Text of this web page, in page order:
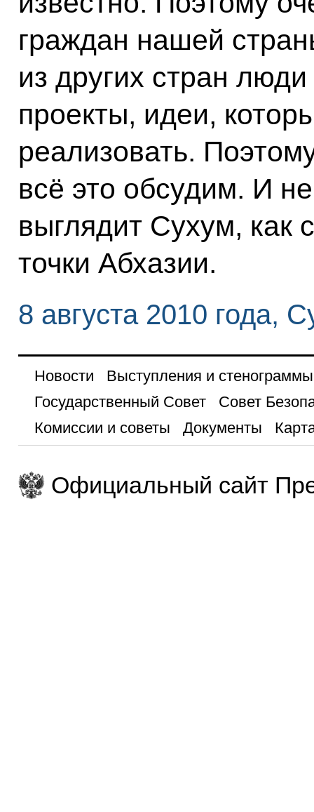
граждан нашей
из других стран
проекты, идеи,
реализовать.
всё это обсудим. И
выглядит Сухум, как
точки Абхазии.
8 августа 2010 года,
Новости
Выступления и стенограммы
Государственный Совет
Совет
Комиссии и советы
Документы
Официальный сайт